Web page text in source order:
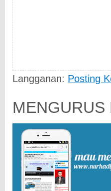
Langganan: Posting